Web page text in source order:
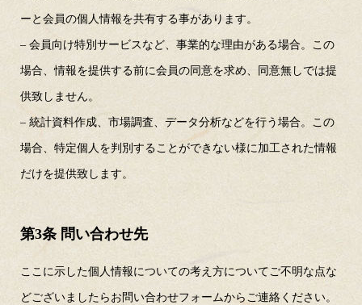
ーと会員の個人情報を共有する事があります。
– 会員向け特別サービスなど、事業的な理由がある場合。この
場合、情報を提供する前に会員の同意を求め、同意無しでは提
供致しません。
– 統計資料作成、市場調査、データ分析などを行う場合。この
場合、特定個人を判別することができない様に加工された情報
だけを提供致します。
第3条 問い合わせ先
ここに示した個人情報についての考え方についてご不明な点な
どございましたらお問い合わせフォームからご連絡ください。